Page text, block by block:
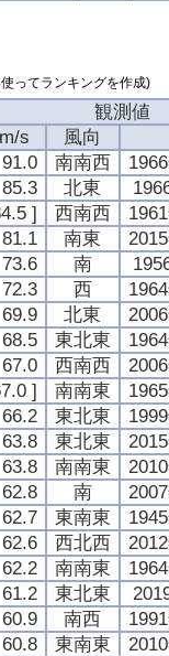
ってランキングを作成)
観測値
m/s
風向
91.0 南南西
85.3 北東
] 西南西
81.1 南東
73.6 南
72.3 西
69.9 北東
68.5 東北東
67.0 西南西
] 南南東
66.2 東北東
63.8 東北東
63.8 南南東
62.8 南
62.7 東南東
62.6 西北西
62.2 南南東
61.2 東北東
60.9 南西
60.8 東南東